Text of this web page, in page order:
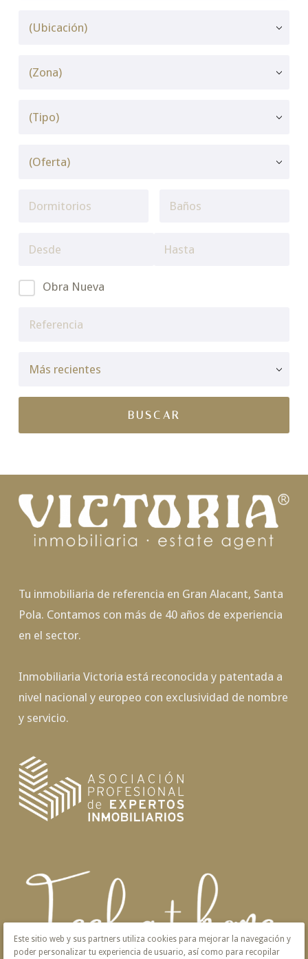
Obra Nueva
Tu inmobiliaria de referencia en Gran Alacant, Santa
Pola. Contamos con más de 40 años de experiencia
en el sector.
Inmobiliaria Victoria está reconocida y patentada a
nivel nacional y europeo con exclusividad de nombre
y servicio.
Este sitio web y sus partners utiliza cookies para mejorar la navegación y
poder personalizar tu experiencia de usuario, así como para recopilar